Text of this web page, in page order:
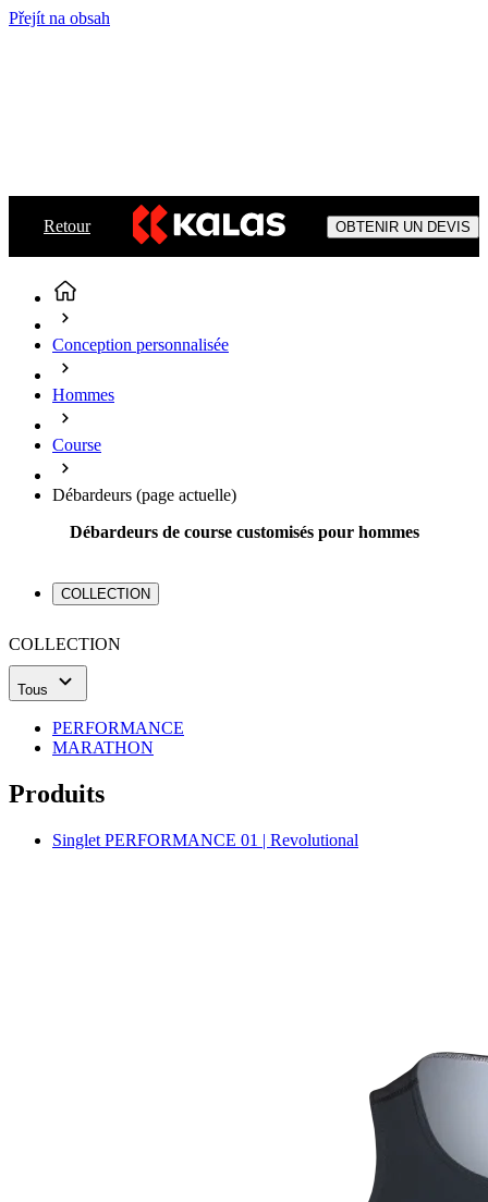
Přejít na obsah
Retour OBTENIR UN DEVIS
Conception personnalisée
Hommes
Course
Débardeurs (page actuelle)
Débardeurs de course customisés pour hommes
COLLECTION
COLLECTION
Tous
PERFORMANCE
MARATHON
Produits
Singlet PERFORMANCE 01 | Revolutional